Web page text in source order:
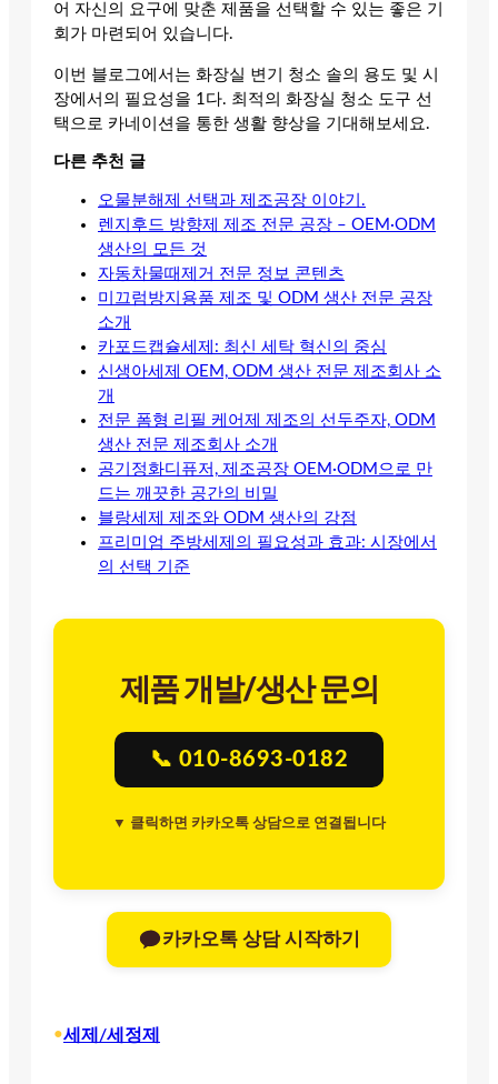
어 자신의 요구에 맞춘 제품을 선택할 수 있는 좋은 기
회가 마련되어 있습니다.
이번 블로그에서는 화장실 변기 청소 솔의 용도 및 시
장에서의 필요성을 1다. 최적의 화장실 청소 도구 선
택으로 카네이션을 통한 생활 향상을 기대해보세요.
다른 추천 글
오물분해제 선택과 제조공장 이야기.
렌지후드 방향제 제조 전문 공장 – OEM·ODM
생산의 모든 것
자동차물때제거 전문 정보 콘텐츠
미끄럼방지용품 제조 및 ODM 생산 전문 공장
소개
카포드캡슐세제: 최신 세탁 혁신의 중심
신생아세제 OEM, ODM 생산 전문 제조회사 소
개
전문 폼형 리필 케어제 제조의 선두주자, ODM
생산 전문 제조회사 소개
공기정화디퓨저, 제조공장 OEM·ODM으로 만
드는 깨끗한 공간의 비밀
블랑세제 제조와 ODM 생산의 강점
프리미엄 주방세제의 필요성과 효과: 시장에서
의 선택 기준
제품 개발/생산 문의
📞 010-8693-0182
▼ 클릭하면 카카오톡 상담으로 연결됩니다
카카오톡 상담 시작하기
•세제/세정제